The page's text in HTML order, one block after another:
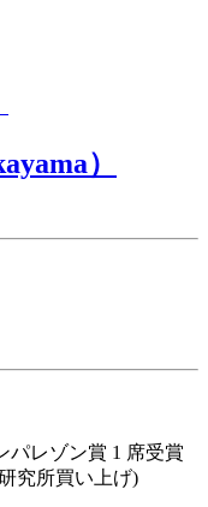
）
パレゾン賞 1 席受賞
究所買い上げ)